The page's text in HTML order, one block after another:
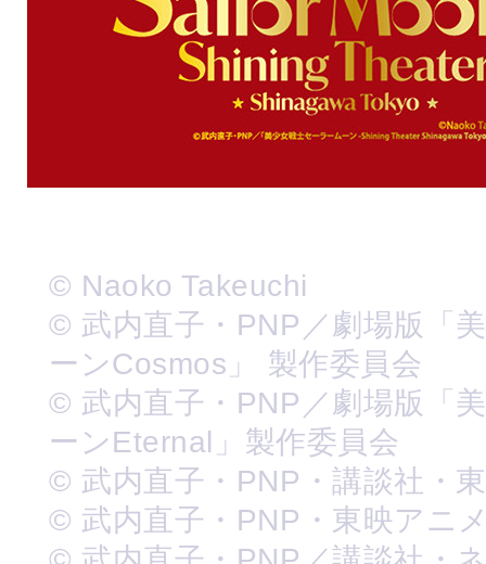
© Naoko Takeuchi
© 武内直子・PNP／劇場版「
ーンCosmos」 製作委員会
© 武内直子・PNP／劇場版「
ーンEternal」製作委員会
© 武内直子・PNP・講談社・
© 武内直子・PNP・東映アニ